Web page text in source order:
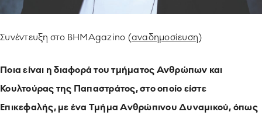
Συνέντευξη στο ΒΗΜΑgazino (αναδημοσίευση)
Ποια είναι η διαφορά του τμήματος Ανθρώπων και
Κουλτούρας της Παπαστράτος, στο οποίο είστε
Επικεφαλής, με ένα Τμήμα Ανθρώπινου Δυναμικού, όπως